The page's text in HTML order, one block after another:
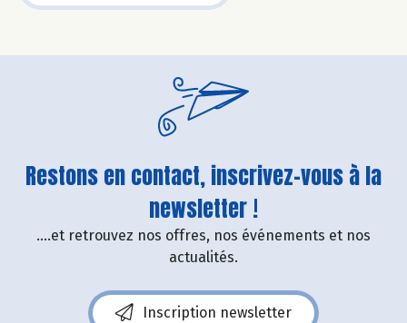
Restons en contact, inscrivez-vous à la
newsletter !
....et retrouvez nos offres, nos événements et nos
actualités.
Inscription newsletter